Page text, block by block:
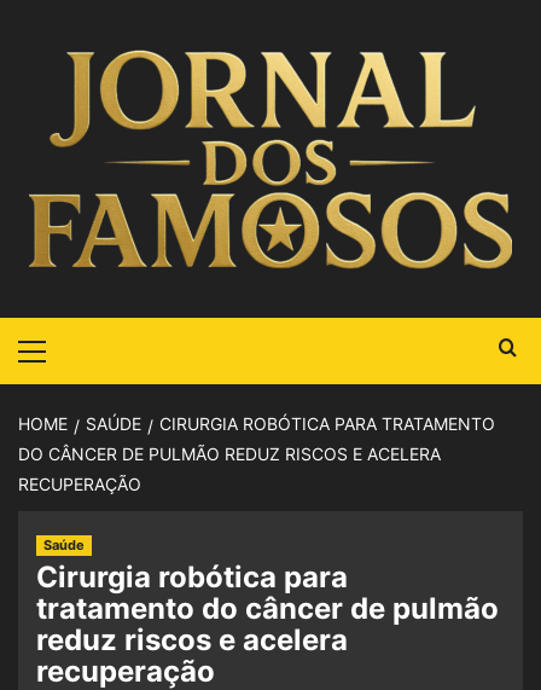
HOME SAÚDE
CIRURGIA ROBÓTICA PARA TRATAMENTO
DO CÂNCER DE PULMÃO REDUZ RISCOS E ACELERA
RECUPERAÇÃO
Saúde
Cirurgia robótica para
tratamento do câncer de pulmão
reduz riscos e acelera
recuperação